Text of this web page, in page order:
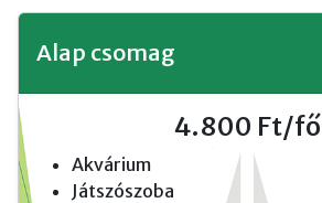
Alap csomag
4.800 Ft/fő
Akvárium
Játszószoba